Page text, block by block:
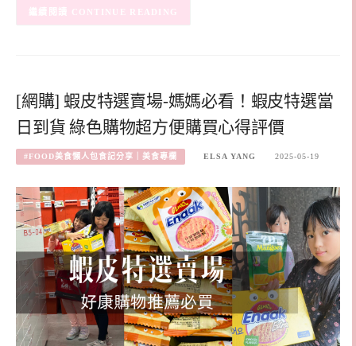
CONTINUE READING
[網購] 蝦皮特選賣場-媽媽必看！蝦皮特選當
日到貨 綠色購物超方便購買心得評價
#FOOD美食懶人包食記分享｜美食專欄 ELSA YANG 2025-05-19